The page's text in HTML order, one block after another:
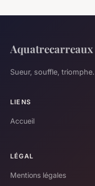
Aquatrecarreaux
Sueur, souffle, triomphe.
LIENS
Accueil
LÉGAL
Mentions légales